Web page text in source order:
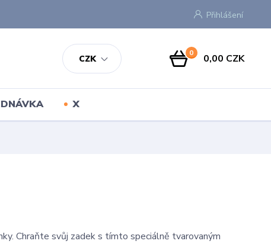
CZK
Přihlášení
0 0,00 CZK
X
Chraňte svůj zadek s tímto speciálně tvarovaným